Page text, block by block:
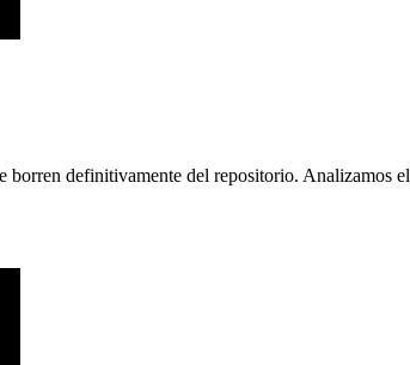
borren definitivamente del repositorio. Analizamos